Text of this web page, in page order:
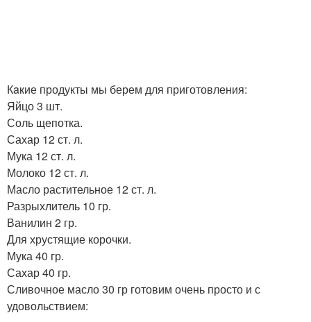
Кaкие продукты мы берем для приготовления:
Яйцо 3 шт.
Соль щепотка.
Сахар 12 ст. л.
Мука 12 ст. л.
Молоко 12 ст. л.
Масло растительное 12 ст. л.
Разрыхлитель 10 гр.
Ванилин 2 гр.
Для хрустящие корочки.
Мука 40 гр.
Сахар 40 гр.
Сливочное масло 30 гр готовим очень просто и с
удовольствием: